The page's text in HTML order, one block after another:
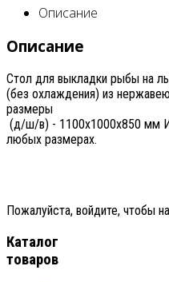
Описание
Описание
Стол для выкладки рыбы на
(без охлаждения) из
размеры
(д/ш/в) - 1100х1000х850 мм
любых размерах.
Пожалуйста, войдите, чтобы
Каталог
товаров